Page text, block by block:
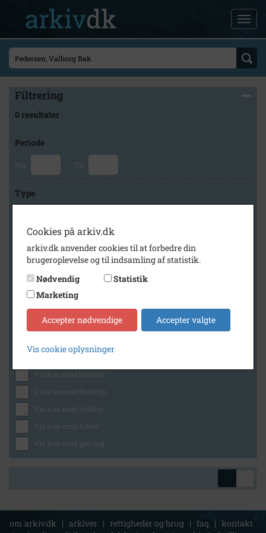
Filtrering
0 resultater
Periode
Fra Til
Type
Arkiv
Faxe Kommunes Arkiver
Generelt
Vis kun med billeder
Vis kun med filmklip
Vis kun med lydklip
Vis kun med kilder
Vis kun med geo-tag
om arkiv.dk | arkiver | rettigheder og brug | faq | kontakt
Cookies på arkiv.dk
arkiv.dk anvender cookies til at forbedre din
brugeroplevelse og til indsamling af statistik.
Nødvendig
Statistik
Marketing
Accepter nødvendige Accepter valgte
Vis cookie oplysninger